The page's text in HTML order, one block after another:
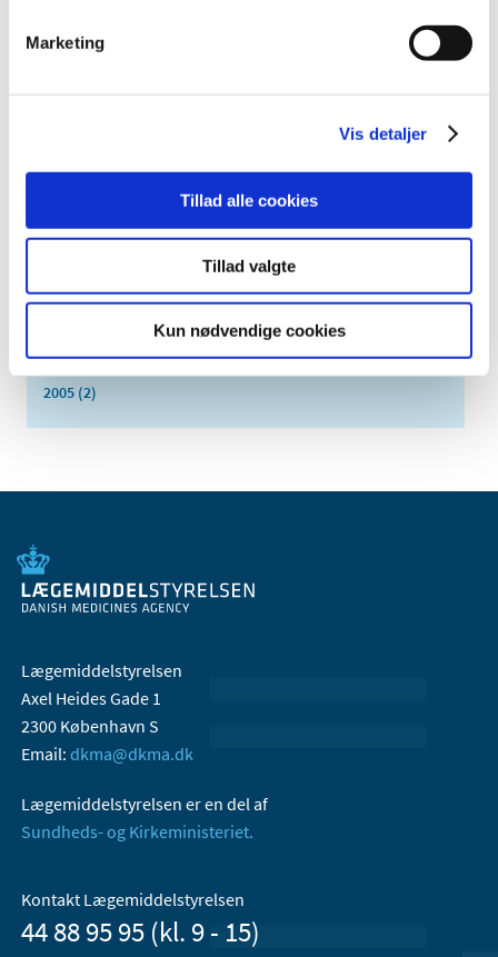
Marketing
Vis detaljer
Tillad alle cookies
Tillad valgte
Kun nødvendige cookies
januar (3)
2012 (44)
2010 (7)
2008 (8)
2006 (9)
2005 (2)
Lægemiddelstyrelsen
Axel Heides Gade 1
2300 København S
Email: dkma@dkma.dk
Lægemiddelstyrelsen er en del af
Sundheds- og Kirkeministeriet.
Kontakt Lægemiddelstyrelsen
44 88 95 95 (kl. 9 - 15)